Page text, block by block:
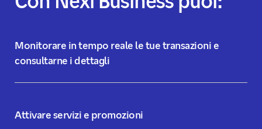
Monitorare in tempo reale le tue transazioni e
consultarne i dettagli
Attivare servizi e promozioni